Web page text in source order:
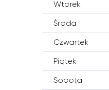
Wtorek
Środa
Czwartek
Piątek
Sobota